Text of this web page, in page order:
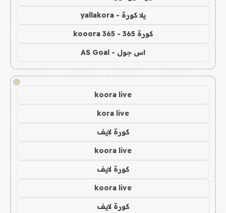
يلا كورة - yallakora
كورة 365 - kooora 365
اس جول - AS Goal
!
koora live
kora live
كورة لايف
koora live
كورة لايف
koora live
كورة لايف